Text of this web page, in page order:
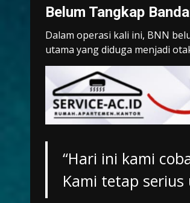
Belum Tangkap
Dalam operasi kali ini, BNN
utama yang diduga menjadi
“Hari ini kami
Kami tetap serius